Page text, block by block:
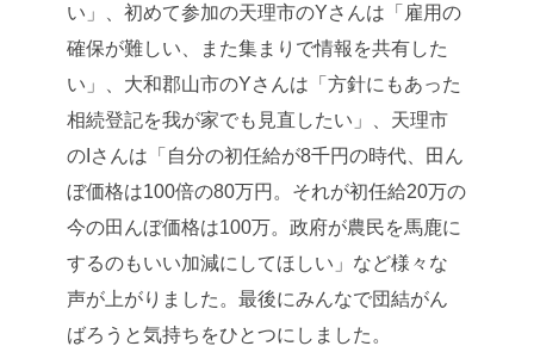
い」、初めて参加の天理市のYさんは「雇用の
確保が難しい、また集まりで情報を共有した
い」、大和郡山市のYさんは「方針にもあった
相続登記を我が家でも見直したい」、天理市
のIさんは「自分の初任給が8千円の時代、田ん
ぼ価格は100倍の80万円。それが初任給20万の
今の田んぼ価格は100万。政府が農民を馬鹿に
するのもいい加減にしてほしい」など様々な
声が上がりました。最後にみんなで団結がん
ばろうと気持ちをひとつにしました。